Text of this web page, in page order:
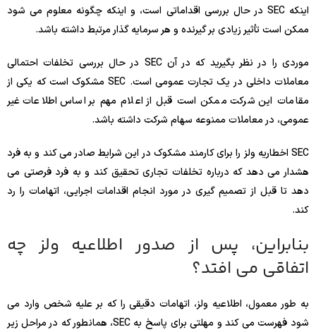
اینکه SEC در حال بررسی اقداماتی است، و اینکه چگونه معلوم می شود
ممکن است تأثیر زیادی بر گیرنده و هر سرمایه گذار مرتبط داشته باشد.
موردی را در نظر بگیرید که در آن SEC در حال بررسی تخلفات احتمالی
معاملات داخلی در یک تجارت عمومی است. SEC مشکوک است که یکی از
مقامات این شرکت ممکن است قبل از اعلام مهم بر اساس اطلاعات غیر
عمومی، در معاملات ممنوعه سهام شرکت داشته باشد.
SEC اخطاریه ولز را برای کارمند مشکوک در این شرایط صادر می کند و به فرد
هشدار می دهد که درباره تخلفات تجاری تحقیق کند و به فرد فرصتی می
دهد تا قبل از تصمیم گیری در مورد انجام اقدامات اجرایی، اتهامات را رد
کند.
بنابراین، پس از صدور اطلاعیه ولز چه
اتفاقی می افتد؟
به طور معمول، اطلاعیه ولز، اتهامات دقیقی را که بر علیه شخص وارد می
شود فهرست می کند و مهلتی برای پاسخ به SEC، همانطور که در مراحل زیر